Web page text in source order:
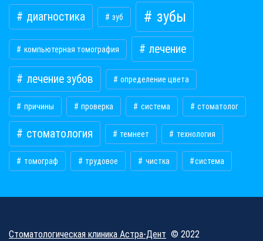
диагностика зуб зубы
компьютерная томография лечение
лечение зубов определение цвета
причины проверка система стоматолог
стоматология темнеет технология
томограф трудовое чистка ​система
Стоматологическая клиника Астра-Дент © 2022